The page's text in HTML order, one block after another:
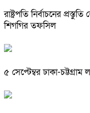
রাষ্ট্রপতি নির্বাচনের
শিগগির তফসিল
৫ সেপ্টেম্বর ঢাকা-